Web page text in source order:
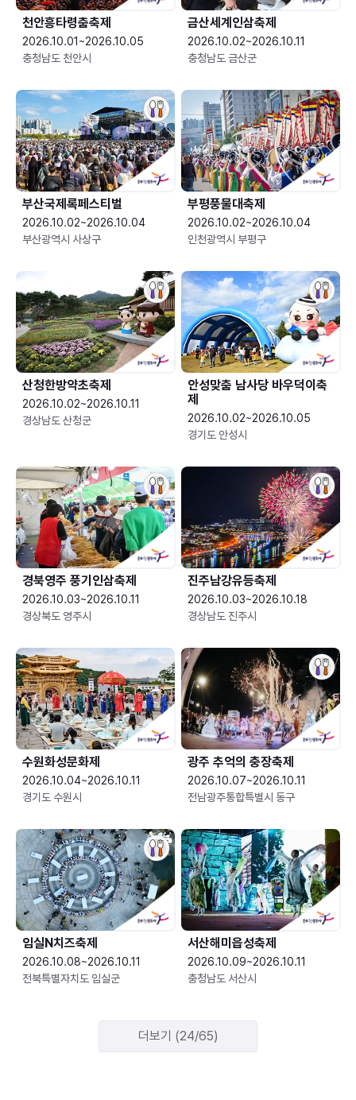
천안흥타령춤축제
2026.10.01~2026.10.05
충청남도 천안시
금산세계인삼축제
2026.10.02~2026.10.11
충청남도 금산군
부산국제록페스티벌
2026.10.02~2026.10.04
부산광역시 사상구
부평풍물대축제
2026.10.02~2026.10.04
인천광역시 부평구
산청한방약초축제
2026.10.02~2026.10.11
경상남도 산청군
안성맞춤 남사당 바우덕이축
제
2026.10.02~2026.10.05
경기도 안성시
경북영주 풍기인삼축제
2026.10.03~2026.10.11
경상북도 영주시
진주남강유등축제
2026.10.03~2026.10.18
경상남도 진주시
수원화성문화제
2026.10.04~2026.10.11
경기도 수원시
광주 추억의 충장축제
2026.10.07~2026.10.11
전남광주통합특별시 동구
임실N치즈축제
2026.10.08~2026.10.11
전북특별자치도 임실군
서산해미읍성축제
2026.10.09~2026.10.11
충청남도 서산시
더보기 (24/65)